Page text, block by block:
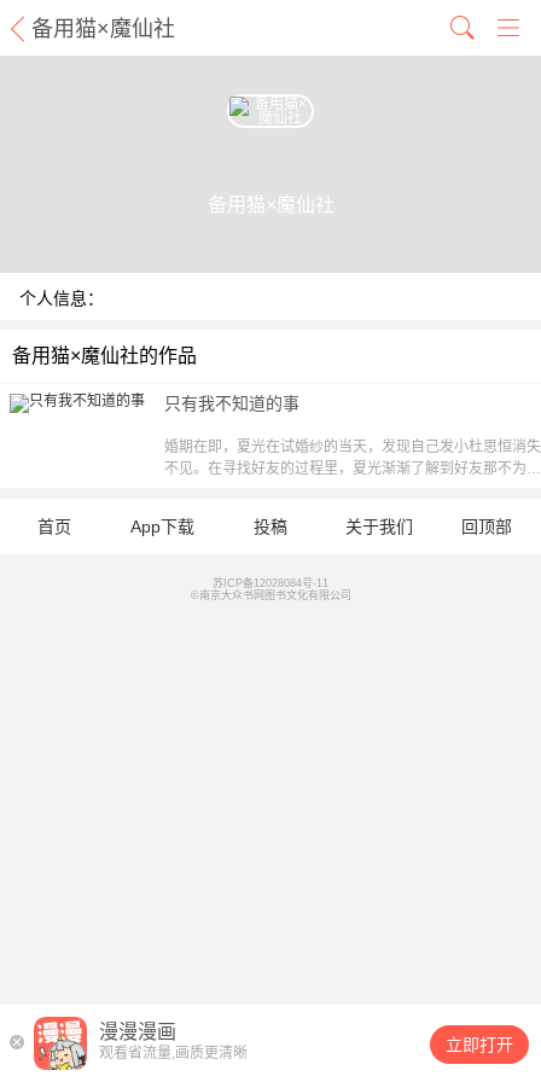
备用猫×魔仙社
备用猫×魔仙社
个人信息：
备用猫×魔仙社的作品
只有我不知道的事
婚期在即，夏光在试婚纱的当天，发现自己发小杜思恒消失
不见。在寻找好友的过程里，夏光渐渐了解到好友那不为自
首页 App下载 投稿 关于我们 回顶部
苏ICP备12028084号-11
©南京大众书网图书文化有限公司
漫漫漫画
观看省流量,画质更清晰 立即打开